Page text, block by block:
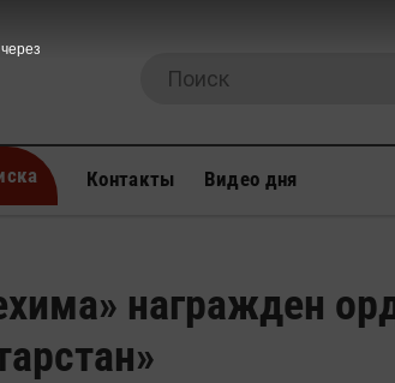
Контакты Видео дня
награжден